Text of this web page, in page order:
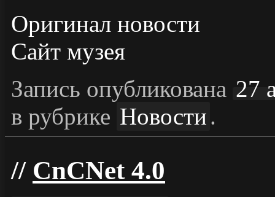
Оригинал новости
Сайт музея
Запись опубликована 27
в рубрике Новости.
CnCNet 4.0